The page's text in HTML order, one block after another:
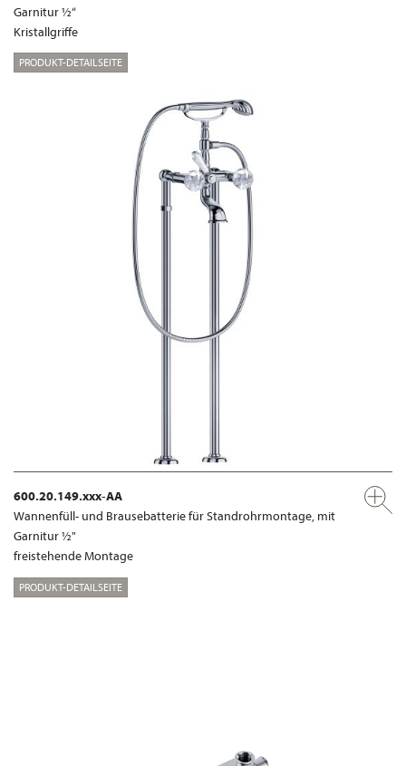
Garnitur ½“
Kristallgriffe
PRODUKT-DETAILSEITE
600.20.149.xxx-AA
Wannenfüll- und Brausebatterie für Standrohrmontage, mit
Garnitur ½"
freistehende Montage
PRODUKT-DETAILSEITE